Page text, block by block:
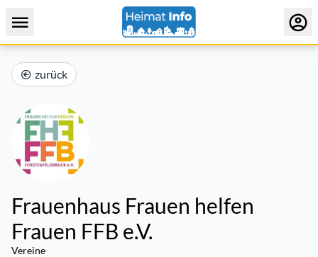
zurück
Frauenhaus Frauen helfen
Frauen FFB e.V.
Vereine